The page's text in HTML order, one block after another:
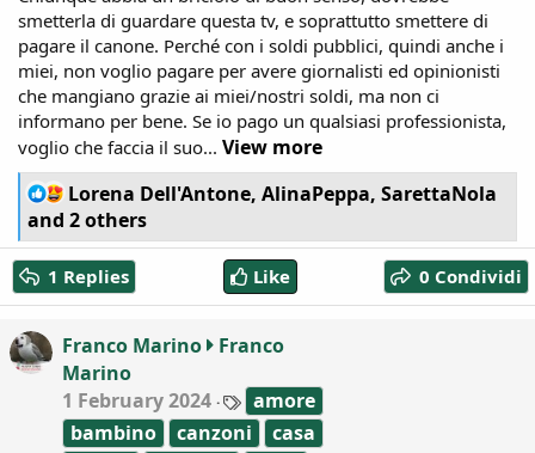
smetterla di guardare questa tv, e soprattutto smettere di
pagare il canone. Perché con i soldi pubblici, quindi anche i
miei, non voglio pagare per avere giornalisti ed opinionisti
che mangiano grazie ai miei/nostri soldi, ma non ci
informano per bene. Se io pago un qualsiasi professionista,
voglio che faccia il suo... View more
R
e
c
t
i
n
s
:
Lorena Dell'Antone, AlinaPeppa, SarettaNola
and 2 others
1 Replies Like 0 Condividi
Franco Marino
Franco
Marino
1 February 2024
T
a
g
amore
bambino
canzoni
casa